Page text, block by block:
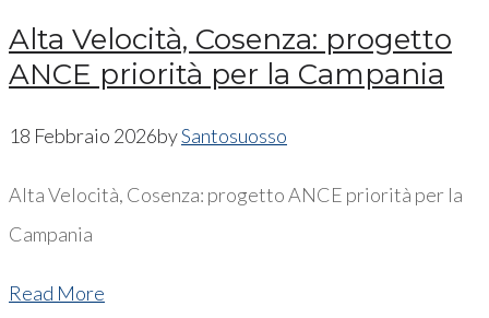
Alta Velocità, Cosenza: progetto
ANCE priorità per la Campania
18 Febbraio 2026bySantosuosso
Alta Velocità, Cosenza: progetto ANCE priorità per la
Campania
Read More